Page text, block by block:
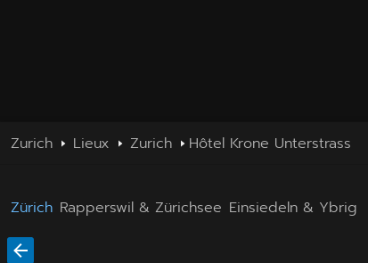
Zurich Lieux Zurich Hôtel Krone Unterstrass
Zürich Rapperswil & Zürichsee Einsiedeln & Ybrig